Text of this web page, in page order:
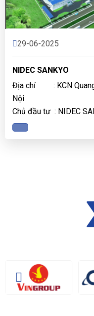
29-06-2025
NIDEC SANKYO
Địa chỉ : KCN
Nội
Chủ đầu tư : NIDEC